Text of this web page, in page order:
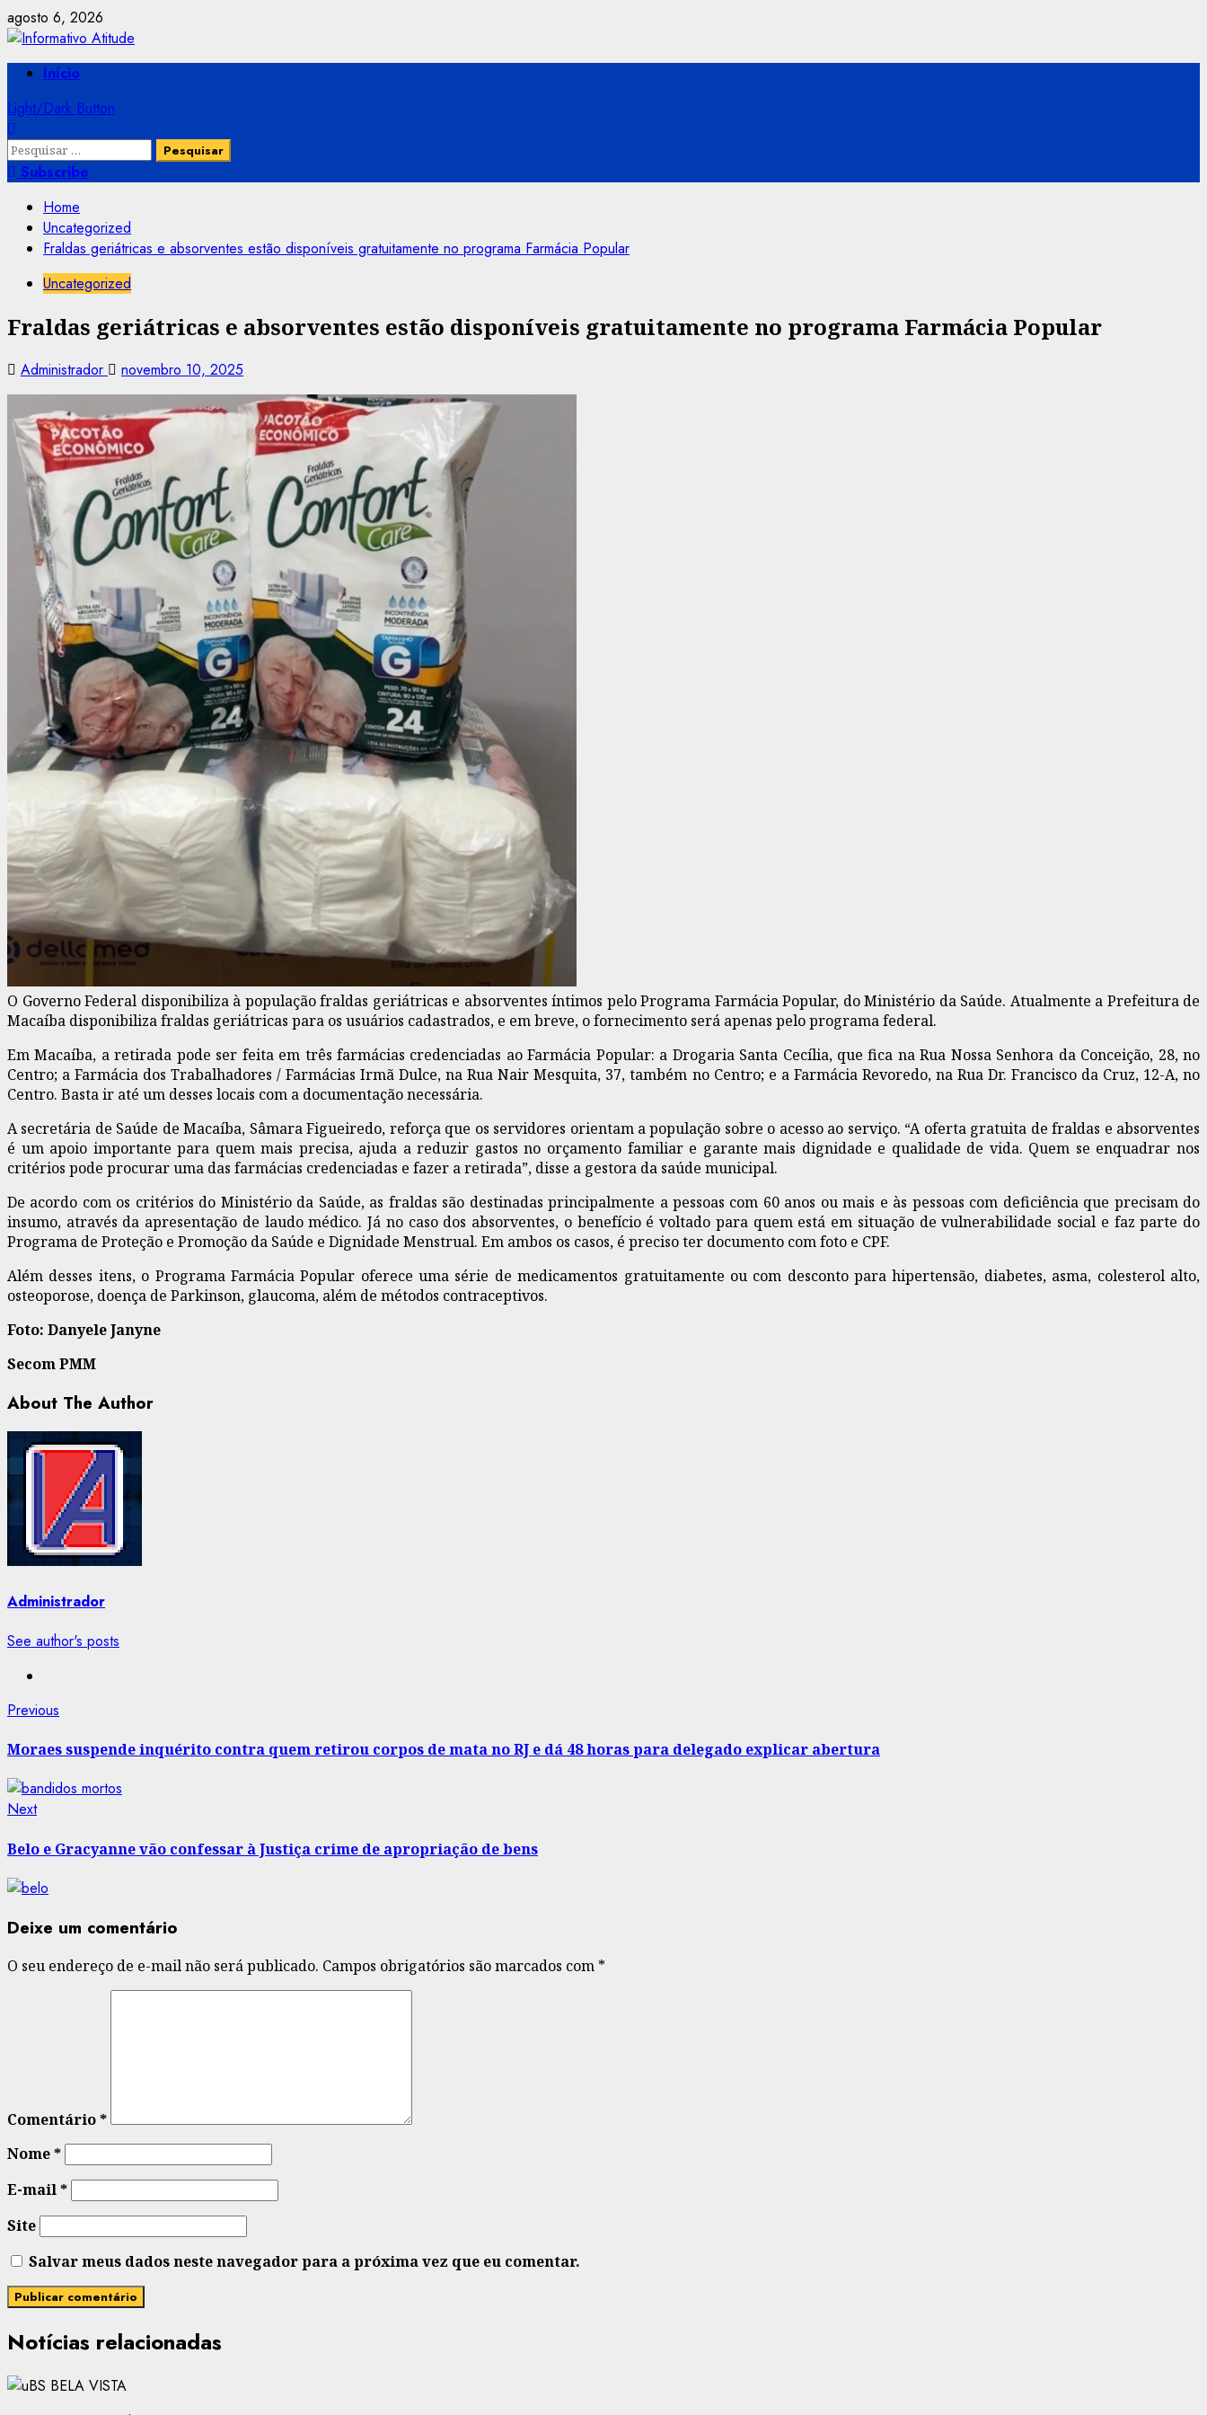
Skip
to
content
agosto 6, 2026
PrimaryInício
Light/Dark Button
Pesquisar
por:Subscribe
Home
Uncategorized
Fraldas geriátricas e absorventes estão disponíveis gratuitamente no programa Farmácia Popular
Uncategorized
Fraldas geriátricas e absorventes estão disponíveis gratuitamente no programa Farmácia Popular
Administrador novembro 10, 2025
O Governo Federal disponibiliza à população fraldas geriátricas e absorventes íntimos pelo Programa Farmácia Popular, do Ministério da Saúde. Atualmente a Prefeitura de
Macaíba disponibiliza fraldas geriátricas para os usuários cadastrados, e em breve, o fornecimento será apenas pelo programa federal.
Em Macaíba, a retirada pode ser feita em três farmácias credenciadas ao Farmácia Popular: a Drogaria Santa Cecília, que fica na Rua Nossa Senhora da Conceição, 28, no
Centro; a Farmácia dos Trabalhadores / Farmácias Irmã Dulce, na Rua Nair Mesquita, 37, também no Centro; e a Farmácia Revoredo, na Rua Dr. Francisco da Cruz, 12-A, no
Centro. Basta ir até um desses locais com a documentação necessária.
A secretária de Saúde de Macaíba, Sâmara Figueiredo, reforça que os servidores orientam a população sobre o acesso ao serviço. “A oferta gratuita de fraldas e absorventes
é um apoio importante para quem mais precisa, ajuda a reduzir gastos no orçamento familiar e garante mais dignidade e qualidade de vida. Quem se enquadrar nos
critérios pode procurar uma das farmácias credenciadas e fazer a retirada”, disse a gestora da saúde municipal.
De acordo com os critérios do Ministério da Saúde, as fraldas são destinadas principalmente a pessoas com 60 anos ou mais e às pessoas com deficiência que precisam do
insumo, através da apresentação de laudo médico. Já no caso dos absorventes, o benefício é voltado para quem está em situação de vulnerabilidade social e faz parte do
Programa de Proteção e Promoção da Saúde e Dignidade Menstrual. Em ambos os casos, é preciso ter documento com foto e CPF.
Além desses itens, o Programa Farmácia Popular oferece uma série de medicamentos gratuitamente ou com desconto para hipertensão, diabetes, asma, colesterol alto,
osteoporose, doença de Parkinson, glaucoma, além de métodos contraceptivos.
Foto: Danyele Janyne
Secom PMM
About The Author
Administrador
See author's posts
Post
navigation
Previous
Moraes suspende inquérito contra quem retirou corpos de mata no RJ e dá 48 horas para delegado explicar abertura
NextNext
Belo e Gracyanne vão confessar à Justiça crime de apropriação de bens
Deixe um comentário
O seu endereço de e-mail não será publicado. Campos obrigatórios são marcados com *
Comentário*
Nome*
E-mail*
Site
Salvar meus dados neste navegador para a próxima vez que eu comentar.
Notícias relacionadas